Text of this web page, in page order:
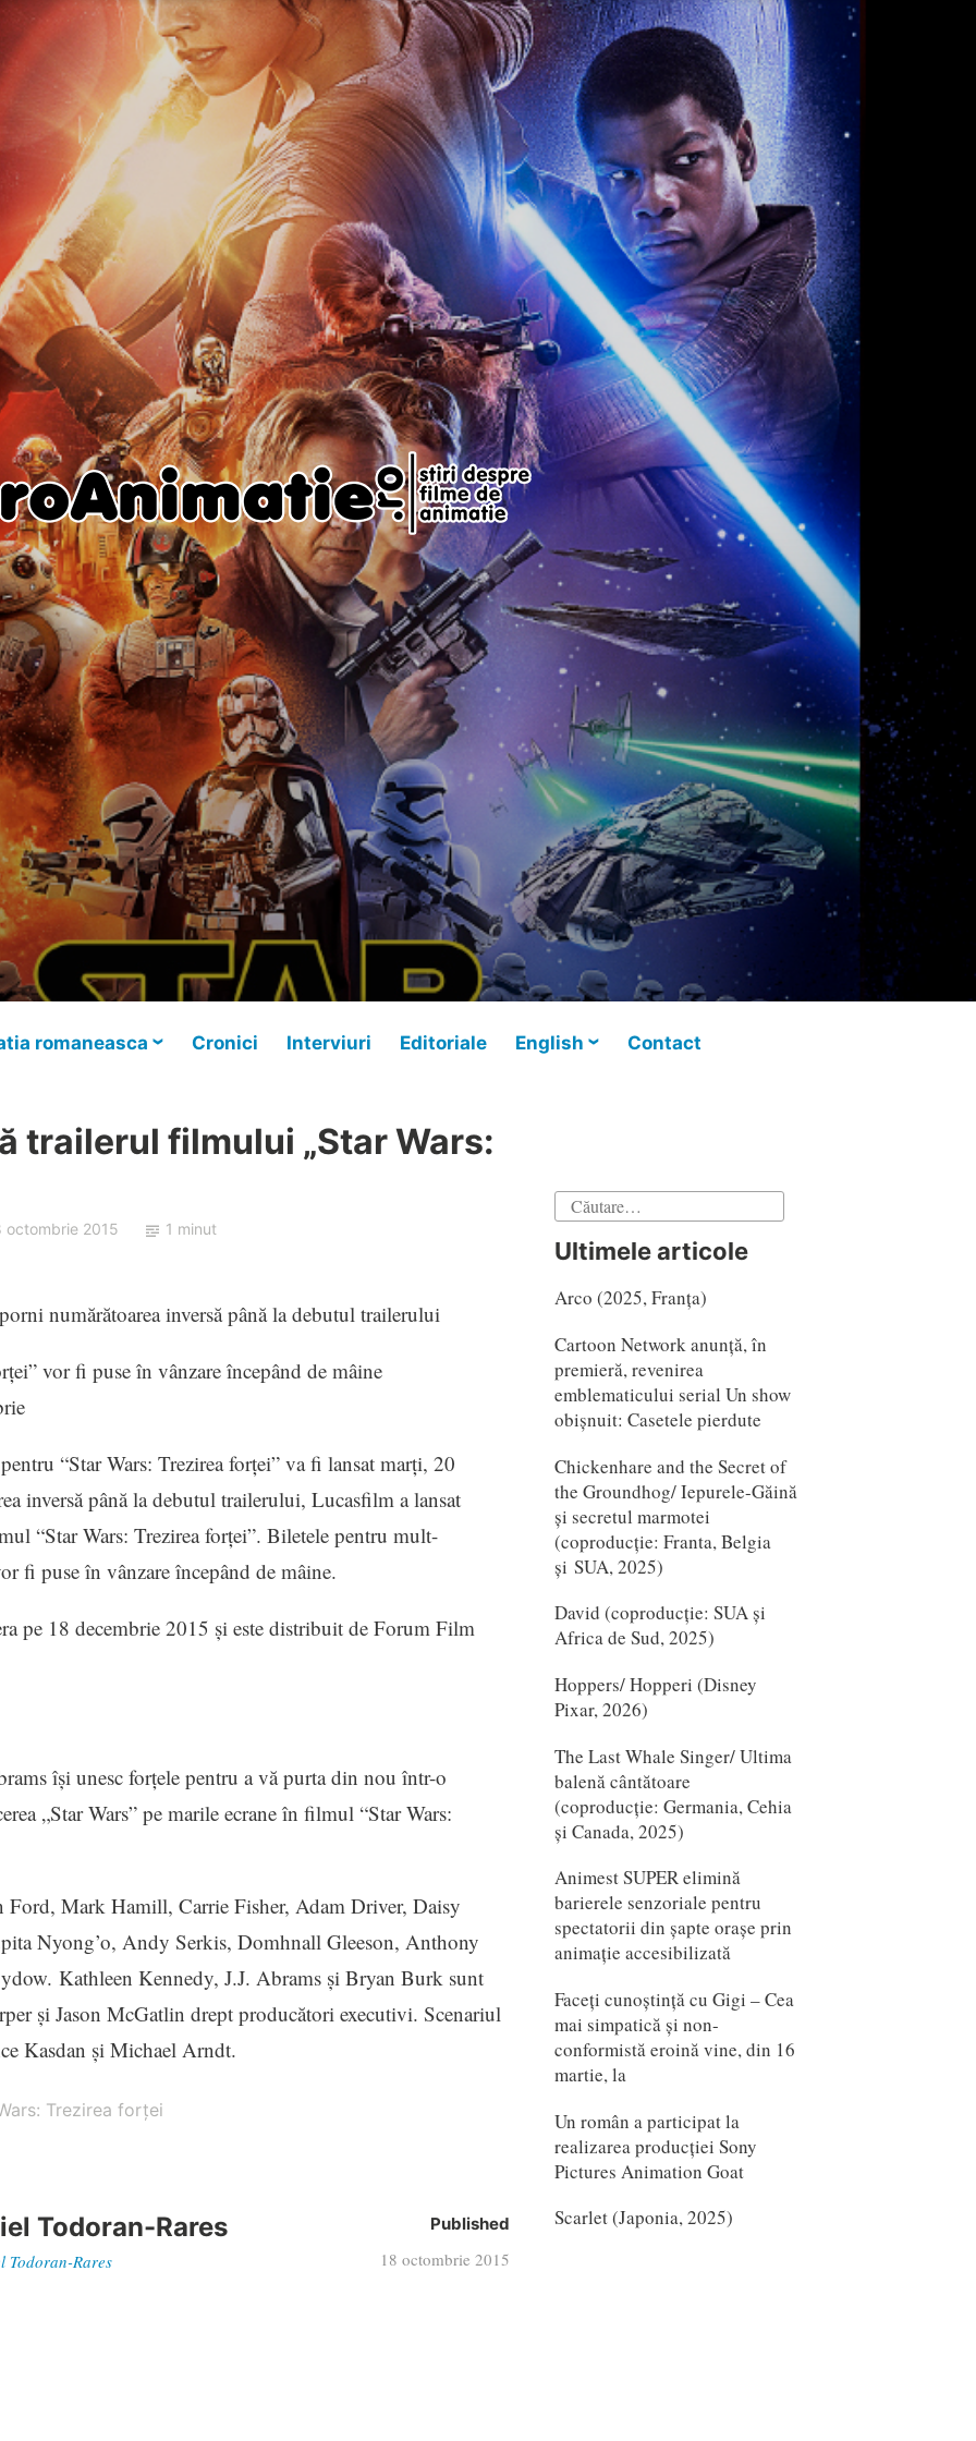
romaneasca Cronici Interviuri Editoriale English Contact
trailerul filmului „Star Wars:
octombrie 2015 1 minut
numărătoarea inversă până la debutul trailerului
vor fi puse în vânzare începând de mâine
“Star Wars: Trezirea forţei” va fi lansat marţi, 20
inversă până la debutul trailerului, Lucasfilm a lansat
“Star Wars: Trezirea forţei”. Biletele pentru mult-
fi puse în vânzare începând de mâine.
pe 18 decembrie 2015 şi este distribuit de Forum Film
îşi unesc forţele pentru a vă purta din nou într-o
„Star Wars” pe marile ecrane în filmul “Star Wars:
Mark Hamill, Carrie Fisher, Adam Driver, Daisy
Nyong’o, Andy Serkis, Domhnall Gleeson, Anthony
Kathleen Kennedy, J.J. Abrams şi Bryan Burk sunt
şi Jason McGatlin drept producători executivi. Scenariul
Kasdan şi Michael Arndt.
Trezirea forţei
Todoran-Rares
Todoran-Rares
Published
18 octombrie 2015
Caută
Ultimele articole
Arco (2025, Franța)
Cartoon Network anunță, în
premieră, revenirea
emblematicului serial Un show
obișnuit: Casetele pierdute
Chickenhare and the Secret of
the Groundhog/ Iepurele-Găină
și secretul marmotei
(coproducție: Franta, Belgia
și SUA, 2025)
David (coproducție: SUA și
Africa de Sud, 2025)
Hoppers/ Hopperi (Disney
Pixar, 2026)
The Last Whale Singer/ Ultima
balenă cântătoare
(coproducție: Germania, Cehia
și Canada, 2025)
Animest SUPER elimină
barierele senzoriale pentru
spectatorii din șapte orașe prin
animație accesibilizată
Faceți cunoștință cu Gigi – Cea
mai simpatică și non-
conformistă eroină vine, din 16
martie, la
Un român a participat la
realizarea producției Sony
Pictures Animation Goat
Scarlet (Japonia, 2025)